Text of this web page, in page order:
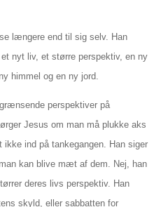
længere end til sig selv. Han
nyt liv, et større perspektiv, en ny
himmel og en ny jord.
perspektiver på
Jesus om man må plukke aks
ind på tankegangen. Han siger
kan blive mæt af dem. Nej, han
deres livs perspektiv. Han
skyld, eller sabbatten for